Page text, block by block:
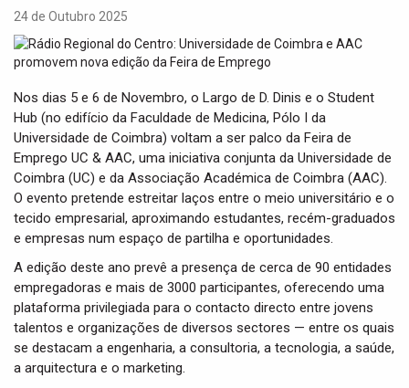
24 de Outubro 2025
Nos dias 5 e 6 de Novembro, o Largo de D. Dinis e o Student
Hub (no edifício da Faculdade de Medicina, Pólo I da
Universidade de Coimbra) voltam a ser palco da Feira de
Emprego UC & AAC, uma iniciativa conjunta da Universidade de
Coimbra (UC) e da Associação Académica de Coimbra (AAC).
O evento pretende estreitar laços entre o meio universitário e o
tecido empresarial, aproximando estudantes, recém-graduados
e empresas num espaço de partilha e oportunidades.
A edição deste ano prevê a presença de cerca de 90 entidades
empregadoras e mais de 3000 participantes, oferecendo uma
plataforma privilegiada para o contacto directo entre jovens
talentos e organizações de diversos sectores — entre os quais
se destacam a engenharia, a consultoria, a tecnologia, a saúde,
a arquitectura e o marketing.